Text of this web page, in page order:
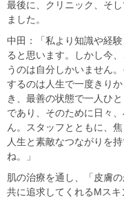
最後に、クリニック、そ
ました。
中田：「私より知識や経
ると思います。しかし今
うのは自分しかいません
するのは人生で一度きり
き、最善の状態で一人ひ
であり、そのために日々
ん。スタッフとともに、
人生と素敵なつながりを
ね。」
肌の治療を通し、「皮膚
共に追求してくれるMス